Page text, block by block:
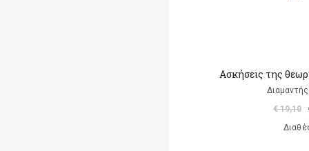
Ασκήσεις της
€ 19,10